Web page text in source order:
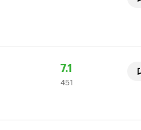
Рейтинг
Кинопоиска
7.1
451
оценка
451